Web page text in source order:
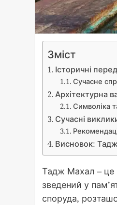
Зміст
Історичні
Сучасне
Архітектурна
Символіка
Сучасні
Висновок:
Тадж Махал – це
зведений у
споруда,